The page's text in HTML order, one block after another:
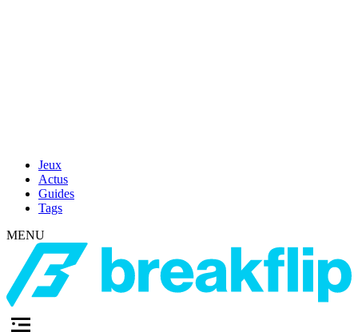
Jeux
Actus
Guides
Tags
MENU